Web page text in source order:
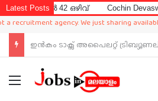
Latest Posts
42 ഒഴിവ് Cochin Devaswom Board
agency. We just sharing available
Cochin Devaswom Board LD Clerk
Menu